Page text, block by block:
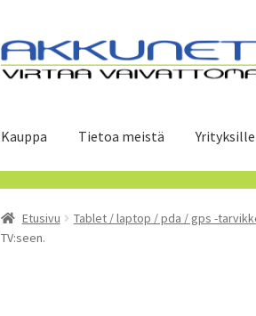
Siirry
navigointiin
Siirry
sisältöön
Kauppa Tietoa meistä Yrityksille
Etusivu Tablet / laptop / pda / gps -
TV:seen.